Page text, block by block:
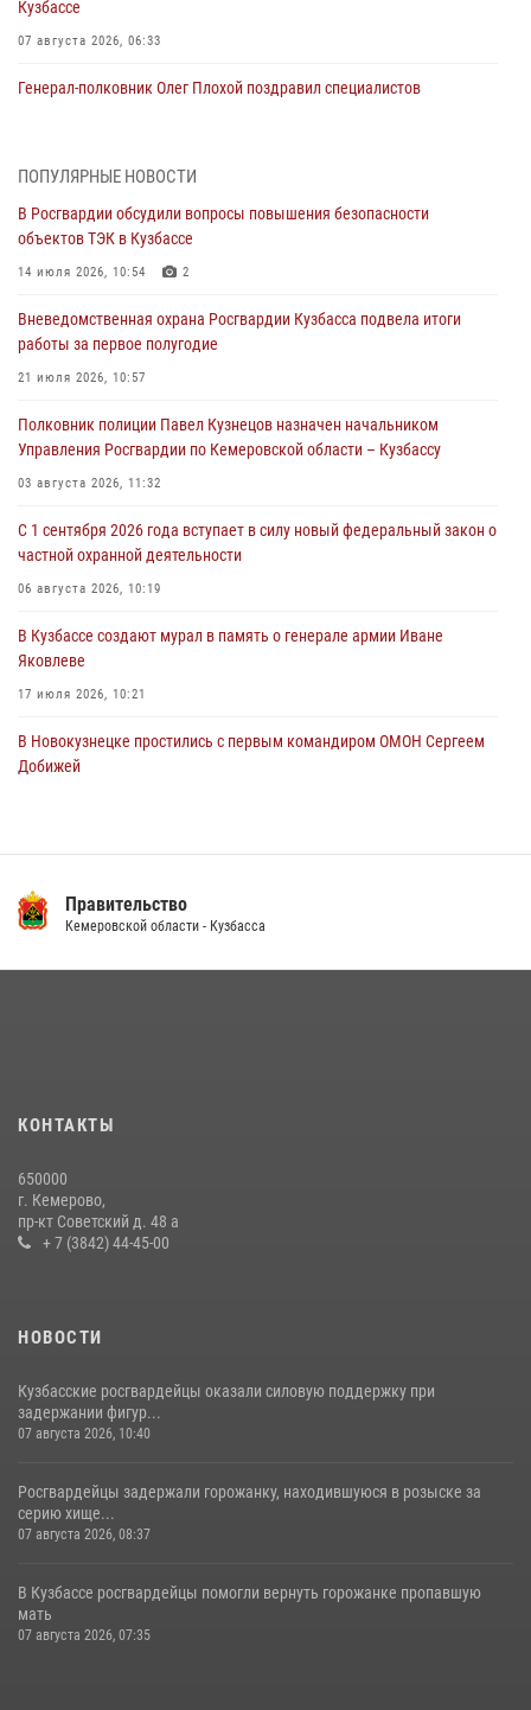
Кузбассе
07 августа 2026, 06:33
Генерал-полковник Олег Плохой поздравил специалистов
07 августа 2026, 05:32
С 1 сентября 2026 года вступает в силу новый федеральный закон о
частной охранной деятельности
06 августа 2026, 10:19
Росгвардейцы задержали предполагаемого виновника причинения
ножевого ранения кемеровчанину
06 августа 2026, 09:18
Росгвардейцы задержали мужчину, повредившего имущество
горожанки
06 августа 2026, 08:17
Росгвардейцы пресекли противоправные действия и защитили
новокузнечанку от агрессивного знакомого
06 августа 2026, 07:16
ПОПУЛЯРНЫЕ НОВОСТИ
В Росгвардии обсудили вопросы повышения безопасности
объектов ТЭК в Кузбассе
14 июля 2026, 10:54 2
Вневедомственная охрана Росгвардии Кузбасса подвела итоги
работы за первое полугодие
21 июля 2026, 10:57
Полковник полиции Павел Кузнецов назначен начальником
Управления Росгвардии по Кемеровской области – Кузбассу
03 августа 2026, 11:32
С 1 сентября 2026 года вступает в силу новый федеральный закон о
частной охранной деятельности
06 августа 2026, 10:19
В Кузбассе создают мурал в память о генерале армии Иване
Яковлеве
17 июля 2026, 10:21
В Новокузнецке простились с первым командиром ОМОН Сергеем
Добижей
14 июля 2026, 08:52 1
20 июля 2026, 10:54
с покупками
20 июля 2026, 08:52
Правительство
Кемеровской области - Кузбасса
КОНТАКТЫ
650000
г. Кемерово,
пр-кт Советский д. 48 а
+ 7 (3842) 44-45-00
НОВОСТИ
Кузбасские росгвардейцы оказали силовую поддержку при
задержании фигур...
07 августа 2026, 10:40
Росгвардейцы задержали горожанку, находившуюся в розыске за
серию хище...
07 августа 2026, 08:37
В Кузбассе росгвардейцы помогли вернуть горожанке пропавшую
мать
07 августа 2026, 07:35